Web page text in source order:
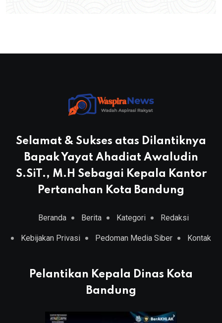
Selamat & Sukses atas Dilantiknya
Bapak Yayat Ahadiat Awaludin
S.SiT., M.H Sebagai Kepala Kantor
Pertanahan Kota Bandung
Beranda Berita Kategori Redaksi
Kebijakan Privasi Pedoman Media Siber Kontak
Pelantikan Kepala Dinas Kota
Bandung